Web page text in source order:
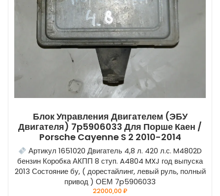
Блок Управления Двигателем (ЭБУ
Двигателя) 7p5906033 Для Порше Каен /
Porsche Cayenne S 2 2010-2014
Артикул 1651020 Двигатель 4,8 л. 420 л.с. M4802D
бензин Коробка АКПП 8 ступ. A4804 MXJ год выпуска
2013 Состояние бу, ( дорестайлинг, левый руль, полный
привод ) ОЕМ 7p5906033
22000,00₽